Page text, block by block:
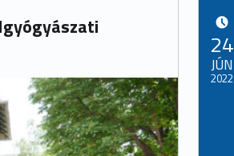
24
JÚN
2022